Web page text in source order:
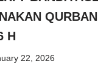
H
22, 2026